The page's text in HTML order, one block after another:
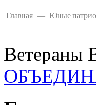
Главная — Юные
Ветераны